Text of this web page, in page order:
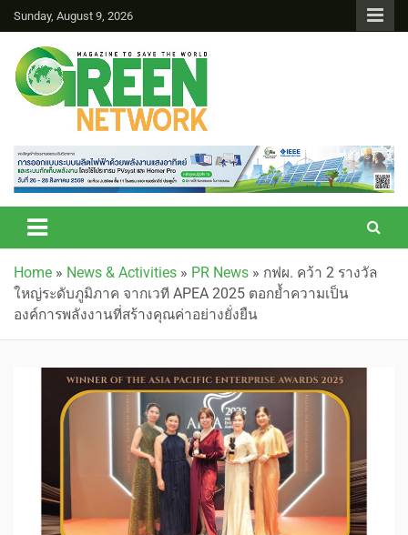
Sunday, August 9, 2026
Green Network
Home » News & Activities » PR News » กฟผ. คว้า 2 รางวัล
ใหญ่ระดับภูมิภาค จากเวที APEA 2025 ตอกย้ำความเป็น
องค์การพลังงานที่สร้างคุณค่าอย่างยั่งยืน